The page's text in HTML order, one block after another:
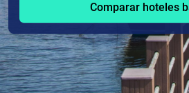
Comparar hoteles